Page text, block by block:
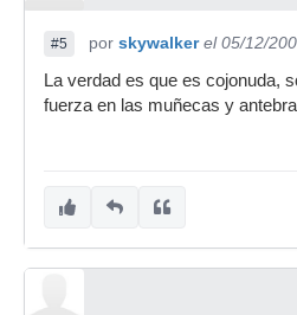
#5 por skywalker el 05/12/
La verdad es que es cojonuda,
fuerza en las muñecas y